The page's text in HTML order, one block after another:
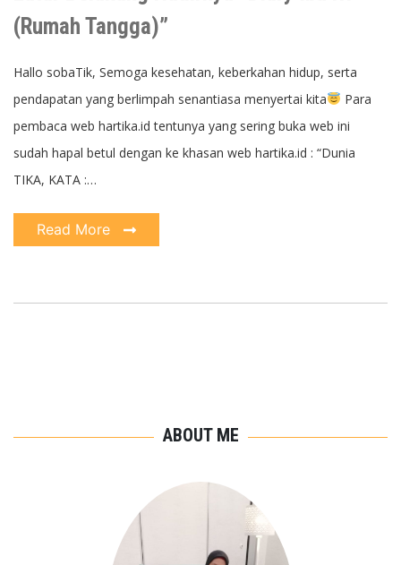
(Rumah Tangga)”
Hallo sobaTik, Semoga kesehatan, keberkahan hidup, serta
pendapatan yang berlimpah senantiasa menyertai kita
Para
pembaca web hartika.id tentunya yang sering buka web ini
sudah hapal betul dengan ke khasan web hartika.id : “Dunia
TIKA, KATA :…
Read More
ABOUT ME